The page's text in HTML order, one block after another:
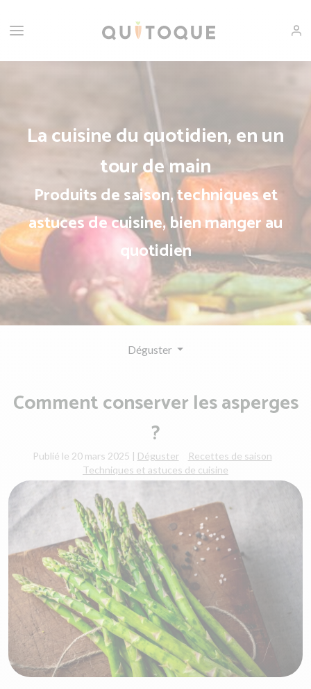
La cuisine du quotidien, en un
tour de main
Produits de saison, techniques et
astuces de cuisine, bien manger au
quotidien
Déguster
Comment conserver les asperges
?
Publié le 20 mars 2025 | Déguster
Recettes de saison
Techniques et astuces de cuisine